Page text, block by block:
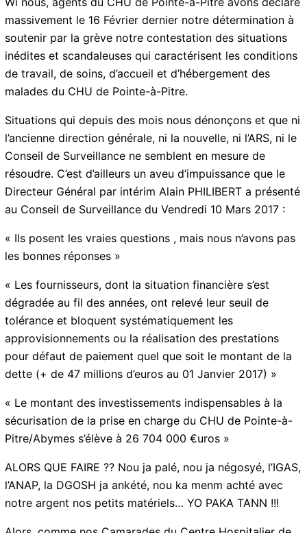
été évoqué. Ainsi quelques mois avant l’incendie, un
mouvement initié par l’UTS au CHUG mettait en
exergue des questions déjà récurrentes dans ce
communiqué. (Avril 2017)
Wi nous, agents du CHU de Pointe-à-Pitre avons
détermination à soutenir par la grève notre
contestation des situations inédites et scandaleuses
qui caractérisent les conditions de travail, de soins,
d’accueil et d’hébergement des malades du CHU de
Pointe-à-Pitre.
ni l’ancienne direction générale, ni la nouvelle, ni l’ARS,
ni le Conseil de Surveillance ne semblent en mesure de
Directeur Général par intérim Alain PHILIBERT a
présenté au Conseil de Surveillance du Vendredi 10
Mars 2017 :
« Ils posent les vraies questions , mais nous n’avons
pas les bonnes réponses »
« Les fournisseurs, dont la situation financière s’est
dégradée au fil des années, ont relevé leur seuil de
tolérance et bloquent systématiquement les
pour défaut de paiement quel que soit le montant de
la dette (+ de 47 millions d’euros au 01 Janvier 2017) »